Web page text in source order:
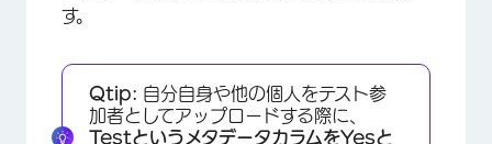
す。
Qtip: 自分自身や他の個人をテスト参
加者としてアップロードする際に、
TestというメタデータカラムをYesと